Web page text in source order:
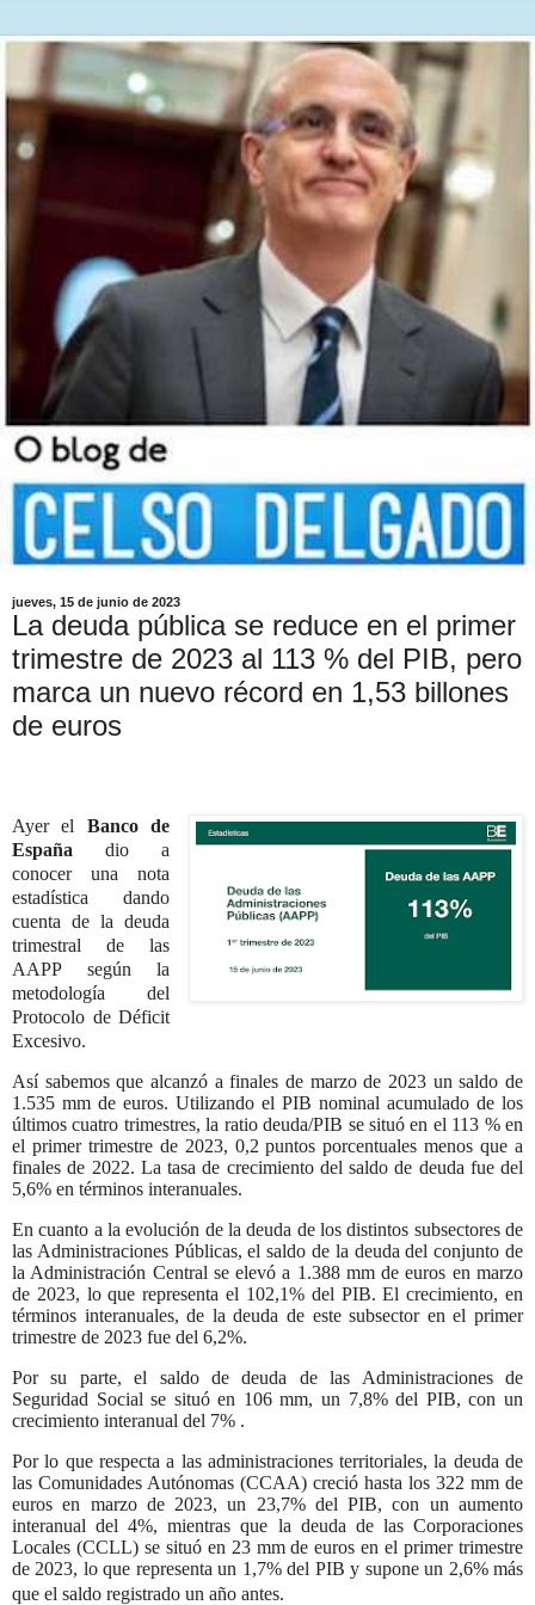
jueves, 15 de junio de 2023
La deuda pública se reduce en el primer
trimestre de 2023 al 113 % del PIB, pero
marca un nuevo récord en 1,53 billones
de euros
Ayer el Banco de
España dio a
conocer una nota
estadística dando
cuenta de la deuda
trimestral de las
AAPP según la
metodología del
Protocolo de Déficit
Excesivo.
Así sabemos que alcanzó a finales de marzo de 2023 un saldo de
1.535 mm de euros. Utilizando el PIB nominal acumulado de los
últimos cuatro trimestres, la ratio deuda/PIB se situó en el 113 % en
el primer trimestre de 2023, 0,2 puntos porcentuales menos que a
finales de 2022. La tasa de crecimiento del saldo de deuda fue del
5,6% en términos interanuales.
En cuanto a la evolución de la deuda de los distintos subsectores de
las Administraciones Públicas, el saldo de la deuda del conjunto de
la Administración Central se elevó a 1.388 mm de euros en marzo
de 2023, lo que representa el 102,1% del PIB. El crecimiento, en
términos interanuales, de la deuda de este subsector en el primer
trimestre de 2023 fue del 6,2%.
Por su parte, el saldo de deuda de las Administraciones de
Seguridad Social se situó en 106 mm, un 7,8% del PIB, con un
crecimiento interanual del 7% .
Por lo que respecta a las administraciones territoriales, la deuda de
las Comunidades Autónomas (CCAA) creció hasta los 322 mm de
euros en marzo de 2023, un 23,7% del PIB, con un aumento
interanual del 4%, mientras que la deuda de las Corporaciones
Locales (CCLL) se situó en 23 mm de euros en el primer trimestre
de 2023, lo que representa un 1,7% del PIB y supone un 2,6% más
que el saldo registrado un año antes.